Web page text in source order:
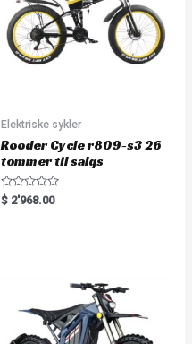
Elektriske sykler
Rooder Cycle r809-s3 26
tommer til salgs
R
a
$ 2'968.00